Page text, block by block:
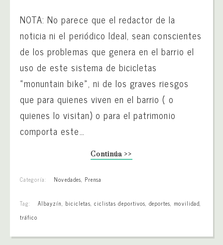
NOTA: No parece que el redactor de la
noticia ni el periódico Ideal, sean conscientes
de los problemas que genera en el barrio el
uso de este sistema de bicicletas
«monuntain bike», ni de los graves riesgos
que para quienes viven en el barrio ( o
quienes lo visitan) o para el patrimonio
comporta este…
Continúa >>
Categoría: Novedades, Prensa
Tag: Albayzín, bicicletas,ciclistas deportivos, deportes, movilidad,
tráfico